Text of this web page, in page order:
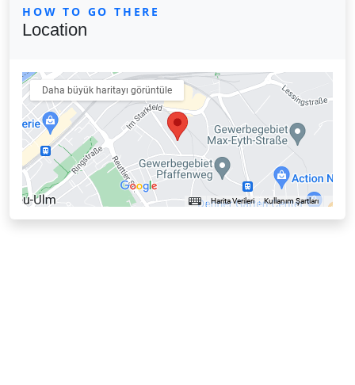
HOW TO GO THERE
Location